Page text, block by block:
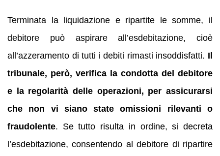
Terminata la liquidazione e ripartite le somme, il
debitore può aspirare all’esdebitazione, cioè
all’azzeramento di tutti i debiti rimasti insoddisfatti. Il
tribunale, però, verifica la condotta del debitore
e la regolarità delle operazioni, per assicurarsi
che non vi siano state omissioni rilevanti o
fraudolente. Se tutto risulta in ordine, si decreta
l’esdebitazione, consentendo al debitore di ripartire